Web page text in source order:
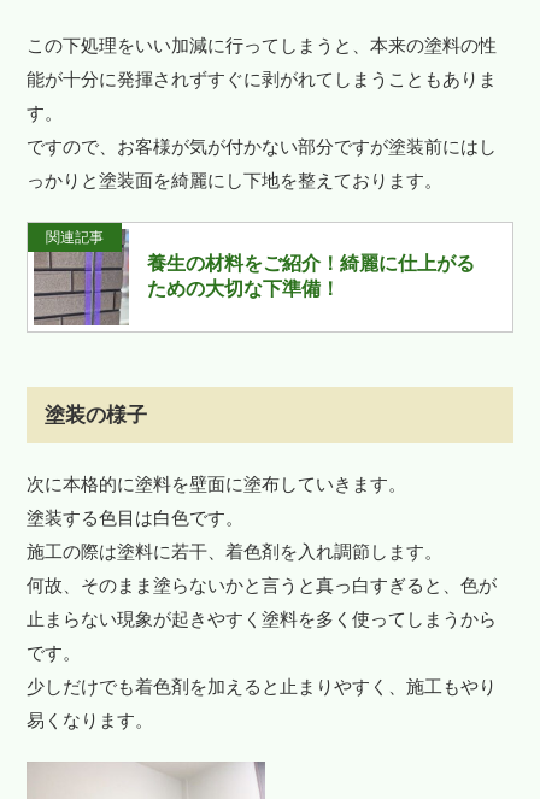
この下処理をいい加減に行ってしまうと、本来の塗料の性
能が十分に発揮されずすぐに剥がれてしまうこともありま
す。
ですので、お客様が気が付かない部分ですが塗装前にはし
っかりと塗装面を綺麗にし下地を整えております。
関連記事
養生の材料をご紹介！綺麗に仕上がる
ための大切な下準備！
塗装の様子
次に本格的に塗料を壁面に塗布していきます。
塗装する色目は白色です。
施工の際は塗料に若干、着色剤を入れ調節します。
何故、そのまま塗らないかと言うと真っ白すぎると、色が
止まらない現象が起きやすく塗料を多く使ってしまうから
です。
少しだけでも着色剤を加えると止まりやすく、施工もやり
易くなります。